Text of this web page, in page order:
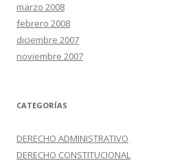
marzo 2008
febrero 2008
diciembre 2007
noviembre 2007
CATEGORÍAS
DERECHO ADMINISTRATIVO
DERECHO CONSTITUCIONAL